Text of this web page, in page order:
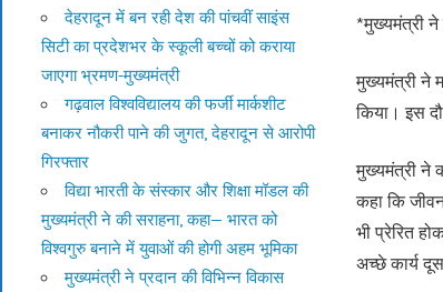
*मुख्यमंत्री
मुख्यमंत्री ने
किया। इस
मुख्यमंत्री ने
कहा कि
भी प्रेरित
अच्छे कार्य
देहरादून में बन रही देश की पांचवीं साइंस
सिटी का प्रदेशभर के स्कूली बच्चों को कराया
जाएगा भ्रमण-मुख्यमंत्री
गढ़वाल विश्वविद्यालय की फर्जी मार्कशीट
बनाकर नौकरी पाने की जुगत, देहरादून से आरोपी
गिरफ्तार
विद्या भारती के संस्कार और शिक्षा मॉडल की
मुख्यमंत्री ने की सराहना, कहा— भारत को
विश्वगुरु बनाने में युवाओं की होगी अहम भूमिका
मुख्यमंत्री ने प्रदान की विभिन्न विकास